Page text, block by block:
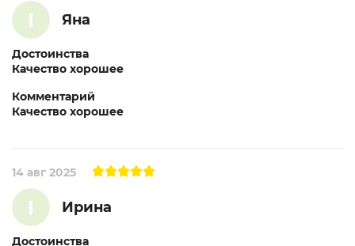
I Яна
Достоинства
Качество хорошее
Комментарий
Качество хорошее
I Ирина
14 авг 2025
Достоинства